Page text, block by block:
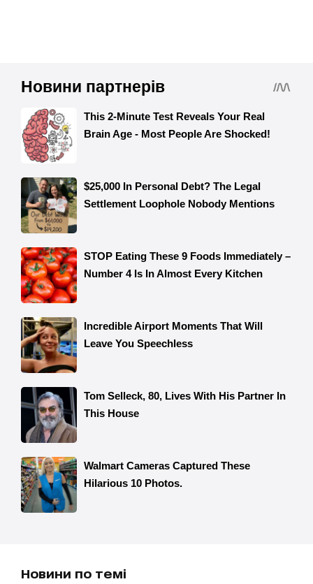
Новини по темі